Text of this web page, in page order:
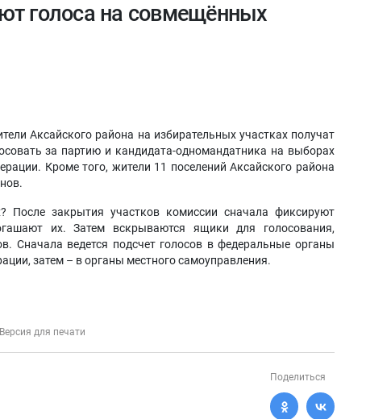
голоса на совмещённых
Аксайского района на избирательных участках получат
за партию и кандидата-одномандатника на выборах
Кроме того, жители 11 поселений Аксайского района
После закрытия участков комиссии сначала фиксируют
их. Затем вскрываются ящики для голосования,
Сначала ведется подсчет голосов в федеральные органы
затем – в органы местного самоуправления.
Версия для печати
Поделиться